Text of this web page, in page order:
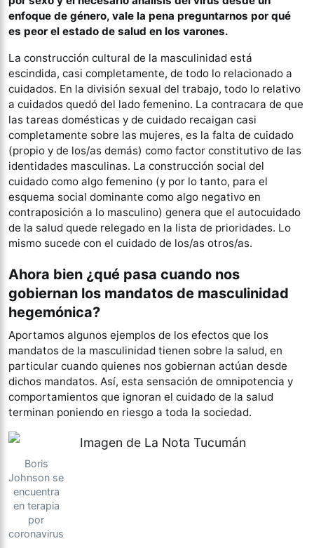
enfoque de género, vale la pena preguntarnos por qué
es peor el estado de salud en los varones.
La construcción cultural de la masculinidad está
escindida, casi completamente, de todo lo relacionado a
cuidados. En la división sexual del trabajo, todo lo relativo
a cuidados quedó del lado femenino. La contracara de que
las tareas domésticas y de cuidado recaigan casi
completamente sobre las mujeres, es la falta de cuidado
(propio y de los/as demás) como factor constitutivo de las
identidades masculinas. La construcción social del
cuidado como algo femenino (y por lo tanto, para el
esquema social dominante como algo negativo en
contraposición a lo masculino) genera que el autocuidado
de la salud quede relegado en la lista de prioridades. Lo
mismo sucede con el cuidado de los/as otros/as.
Ahora bien ¿qué pasa cuando nos
gobiernan los mandatos de masculinidad
hegemónica?
Aportamos algunos ejemplos de los efectos que los
mandatos de la masculinidad tienen sobre la salud, en
particular cuando quienes nos gobiernan actúan desde
dichos mandatos. Así, esta sensación de omnipotencia y
comportamientos que ignoran el cuidado de la salud
terminan poniendo en riesgo a toda la sociedad.
Boris
Johnson se
encuentra
en terapia
por
coronavirus